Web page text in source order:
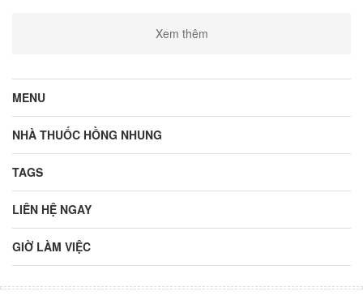
Xem thêm
MENU
NHÀ THUỐC HỒNG NHUNG
TAGS
LIÊN HỆ NGAY
GIỜ LÀM VIỆC